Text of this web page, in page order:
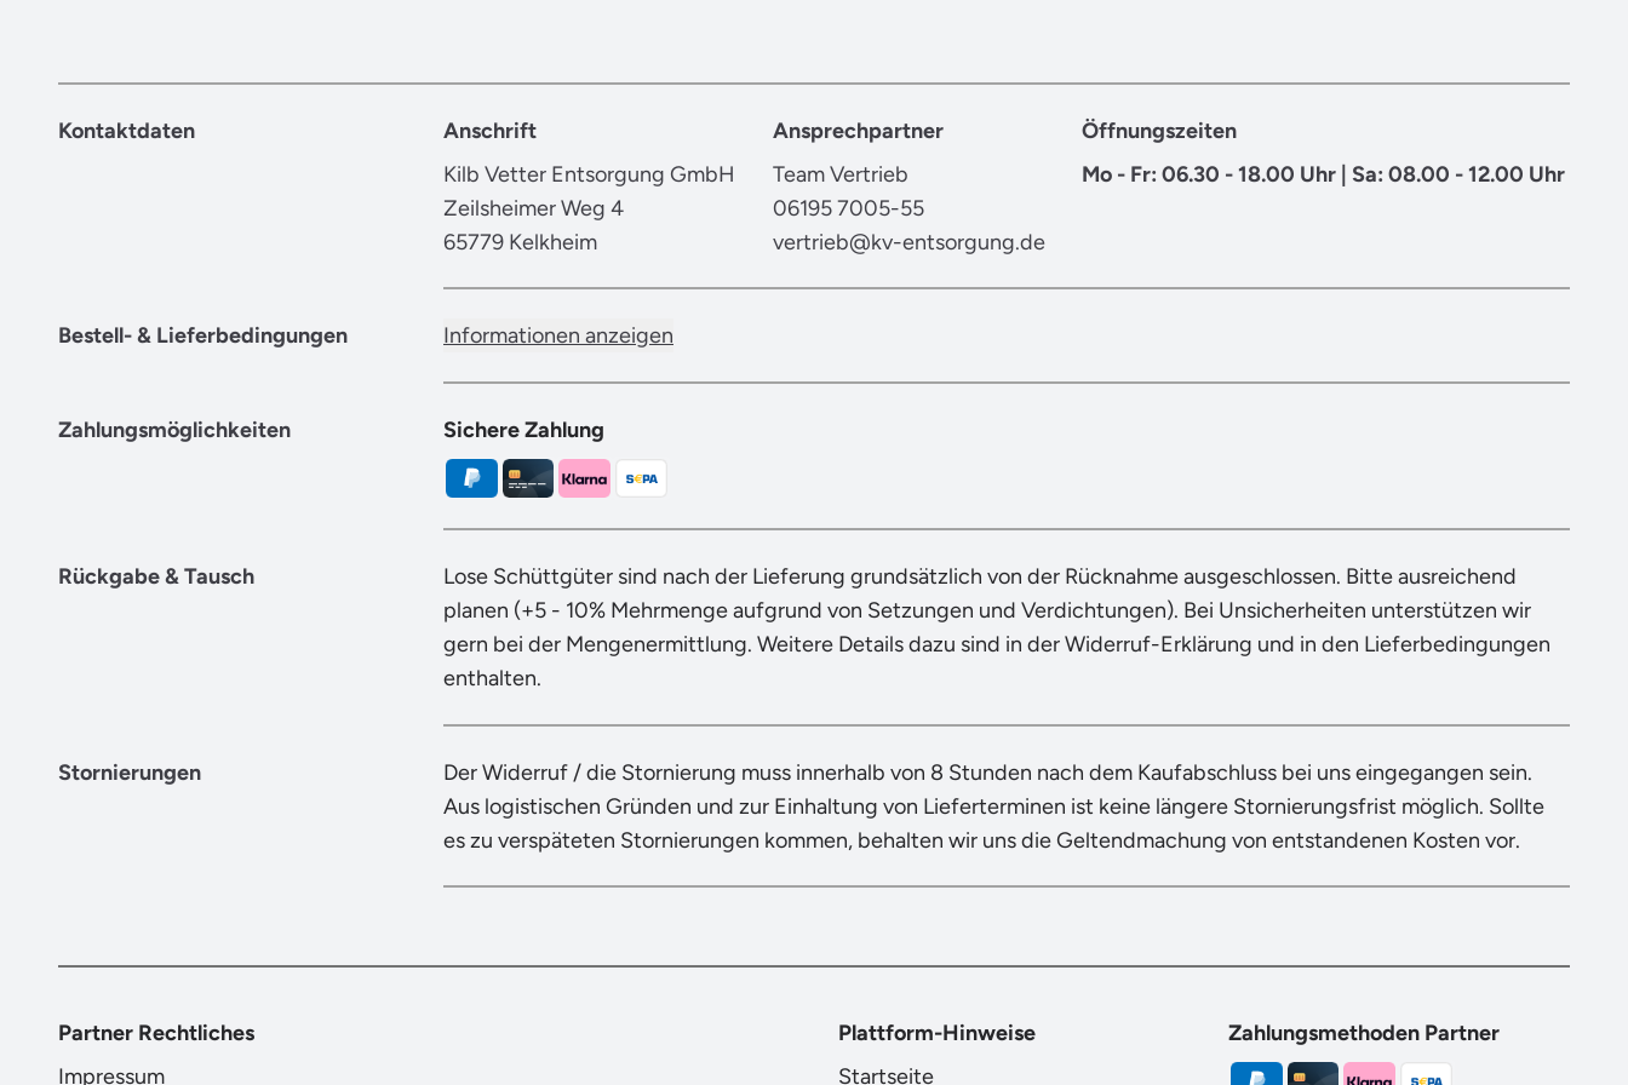
Kontaktdaten
Anschrift
Kilb Vetter Entsorgung GmbH
Zeilsheimer Weg 4
65779 Kelkheim
Ansprechpartner
Team Vertrieb
06195 7005-55
vertrieb@kv-entsorgung.de
Öffnungszeiten
Mo - Fr: 06.30 - 18.00 Uhr | Sa: 08.00 - 12.00 Uhr
Bestell- & Lieferbedingungen Informationen anzeigen
Zahlungsmöglichkeiten Sichere Zahlung
Rückgabe & Tausch
Lose Schüttgüter sind nach der Lieferung grundsätzlich von der Rücknahme ausgeschlossen. Bitte ausreichend
planen (+5 - 10% Mehrmenge aufgrund von Setzungen und Verdichtungen). Bei Unsicherheiten unterstützen wir
gern bei der Mengenermittlung. Weitere Details dazu sind in der Widerruf-Erklärung und in den Lieferbedingungen
enthalten.
Stornierungen
Der Widerruf / die Stornierung muss innerhalb von 8 Stunden nach dem Kaufabschluss bei uns eingegangen sein.
Aus logistischen Gründen und zur Einhaltung von Lieferterminen ist keine längere Stornierungsfrist möglich. Sollte
es zu verspäteten Stornierungen kommen, behalten wir uns die Geltendmachung von entstandenen Kosten vor.
Partner Rechtliches
Impressum
Plattform-Hinweise
Startseite
Zahlungsmethoden Partner